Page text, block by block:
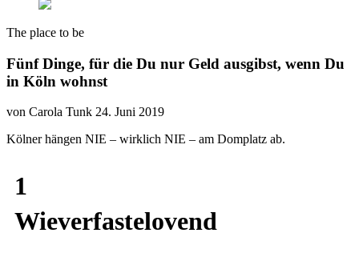
The place to be
Fünf Dinge, für die Du nur Geld ausgibst, wenn Du
in Köln wohnst
von Carola Tunk 24. Juni 2019
Kölner hängen NIE – wirklich NIE – am Domplatz ab.
1
Wieverfastelovend